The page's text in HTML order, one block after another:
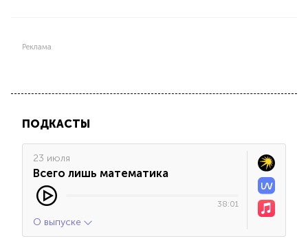
Реклама
ПОДКАСТЫ
23 июля
Всего лишь математика
38:01
О выпуске